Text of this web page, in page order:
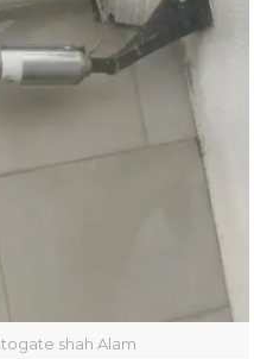
shah Alam